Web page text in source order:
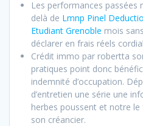
Les performances passées
delà de Lmnp Pinel
Etudiant Grenoble mois
déclarer en frais réels
Crédit immo par robertta
pratiques point donc
indemnité d’occupation.
d’entretien une série une
herbes poussent et notre
son créancier.